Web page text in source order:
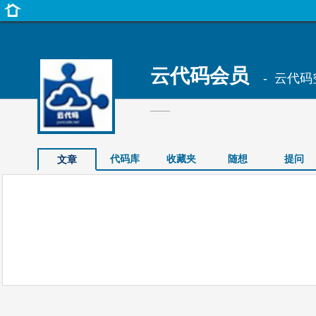
云代码会员 - 云代码
——
文章 代码库 收藏夹 随想 提问